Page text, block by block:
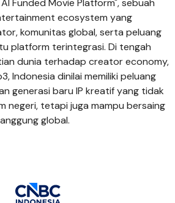
Funded Movie Platform", sebuah
ecosystem yang
komunitas global, serta peluang
platform terintegrasi. Di tengah
dunia terhadap creator economy,
Indonesia dinilai memiliki peluang
generasi baru IP kreatif yang tidak
negeri, tetapi juga mampu bersaing
global.